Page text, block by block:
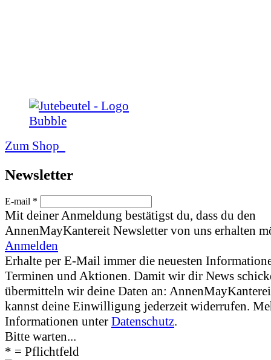
Zum Shop
News­letter
E-mail *
Mit deiner Anmeldung bestätigst du, dass du den
AnnenMayKantereit Newsletter von uns erhalten
Anmelden
Erhalte per E-Mail immer die neuesten
Terminen und Aktionen. Damit wir dir News
übermitteln wir deine Daten an:
kannst deine Einwilligung jederzeit widerrufen.
Informationen unter Datenschutz.
Bitte warten...
* = Pflichtfeld